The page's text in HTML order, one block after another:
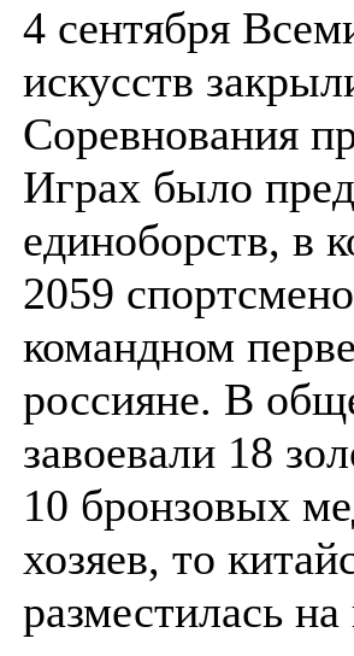
4 сентября
искусств
Соревнования
Играх было
единоборств, в
2059
командном
россияне. В
завоевали 18
10 бронзовых
хозяев, то
разместилась